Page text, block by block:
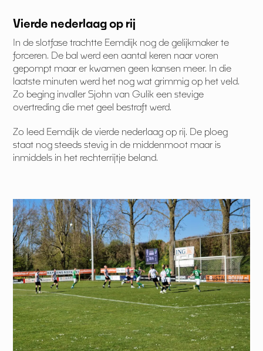
Vierde nederlaag op rij
In de slotfase trachtte Eemdijk nog de gelijkmaker te
forceren. De bal werd een aantal keren naar voren
gepompt maar er kwamen geen kansen meer. In die
laatste minuten werd het nog wat grimmig op het veld.
Zo beging invaller Sjohn van Gulik een stevige
overtreding die met geel bestraft werd.
Zo leed Eemdijk de vierde nederlaag op rij. De ploeg
staat nog steeds stevig in de middenmoot maar is
inmiddels in het rechterrijtje beland.